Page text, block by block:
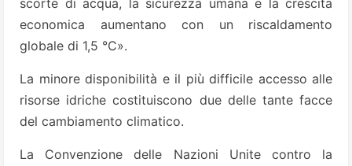
economica aumentano con un riscaldamento
globale di 1,5 °C».
La minore disponibilità e il più difficile accesso alle
risorse idriche costituiscono due delle tante facce
del cambiamento climatico.
La Convenzione delle Nazioni Unite contro la